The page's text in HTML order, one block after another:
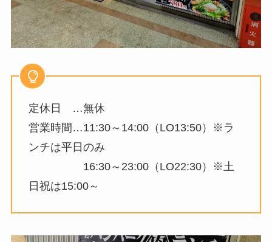
定休日 …無休
営業時間…11:30～14:00（LO13:50）※ラ
ンチは平日のみ
16:30～23:00（LO22:30）※土
日祝は15:00～